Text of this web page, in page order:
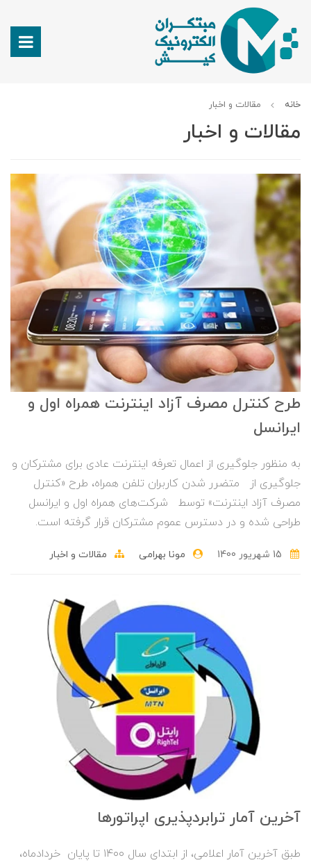
خانه مقالات و اخبار
مقالات و اخبار
طرح کنترل مصرف آزاد اینترنت همراه اول و
ایرانسل
به منظور جلوگیری از اعمال تعرفه اینترنت عادی برای مشترکان و
جلوگیری از متضرر شدن کاربران تلفن همراه، طرح «کنترل
مصرف آزاد اینترنت» توسط شرکت‌های همراه اول و ایرانسل
طراحی شده و در دسترس عموم مشترکان قرار گرفته است.
مونا بهرامی مقالات و اخبار
آخرین آمار ترابردپذیری اپراتورها
طبق آخرین آمار اعلامی، از ابتدای سال ۱۴۰۰ تا پایان خردادماه،